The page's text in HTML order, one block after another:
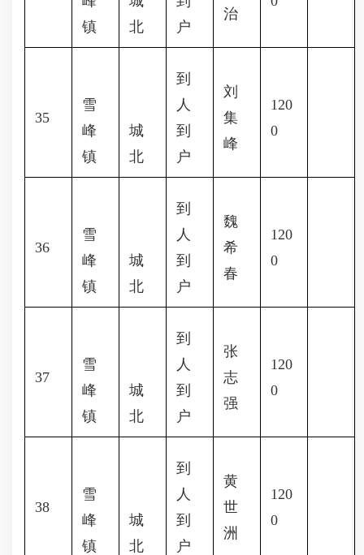
镇
北
户
治
35
雪
峰
镇
城
北
到
人
到
户
刘
集
峰
120
0
36
雪
峰
镇
城
北
到
人
到
户
魏
希
春
120
0
37
雪
峰
镇
城
北
到
人
到
户
张
志
强
120
0
38
雪
峰
镇
城
北
到
人
到
户
黄
世
洲
120
0